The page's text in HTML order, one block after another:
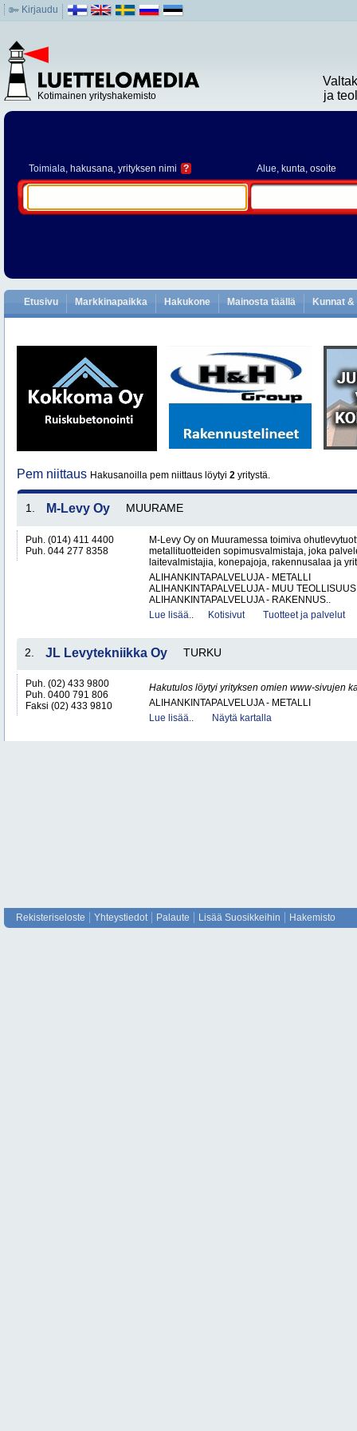
Kirjaudu
Kotimainen yrityshakemisto
ja
Toimiala, hakusana, yrityksen nimi ? Alue, kunta, osoite
Etusivu Markkinapaikka Hakukone Mainosta täällä Kunnat
Pem niittaus Hakusanoilla pem niittaus löytyi 2 yritystä.
1. M-Levy Oy MUURAME
Puh. (014) 411 4400
Puh. 044 277 8358
M-Levy Oy on Muuramessa toimiva
metallituotteiden sopimusvalmistaja, joka
laitevalmistajia, konepajoja, rakennusalaa ja
ALIHANKINTAPALVELUJA - METALLI
ALIHANKINTAPALVELUJA - MUU TEOLLISUUS
ALIHANKINTAPALVELUJA - RAKENNUS..
Lue lisää..
Kotisivut Tuotteet ja palvelut
2. JL Levytekniikka Oy TURKU
Puh. (02) 433 9800
Puh. 0400 791 806
Faksi (02) 433 9810
Hakutulos löytyi yrityksen omien www-sivujen
ALIHANKINTAPALVELUJA - METALLI
Lue lisää..
Näytä kartalla
Rekisteriseloste Yhteystiedot Palaute Lisää Suosikkeihin Hakemisto